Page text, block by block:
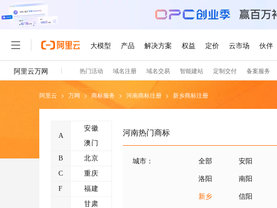
阿里云 > 万网 > 商标服务 > 河南商标注册 > 新乡商标注册
A
安徽
澳门
B 北京
C 重庆
F 福建
甘肃
河南热门商标
城市 ： 全部 安阳
洛阳
南阳
新乡
信阳